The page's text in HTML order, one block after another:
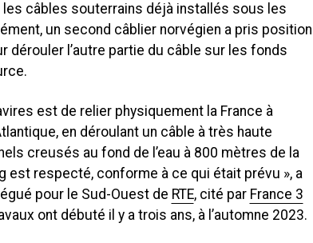
câbles souterrains déjà installés sous les
un second câblier norvégien a pris position
dérouler l’autre partie du câble sur les fonds
est de relier physiquement la France à
en déroulant un câble à très haute
creusés au fond de l’eau à 800 mètres de la
est respecté, conforme à ce qui était prévu », a
pour le Sud-Ouest de RTE, cité par France 3
ont débuté il y a trois ans, à l’automne 2023.